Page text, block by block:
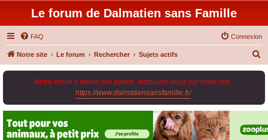
Le forum de Dalmatien sans Famille
FAQ Connexion
Notre site Le forum Rechercher Sujets actifs
e
r
Notre forum a fermé ses portes, retrouvez-nous sur notre site :
https://www.dalmatiensansfamille.fr/.